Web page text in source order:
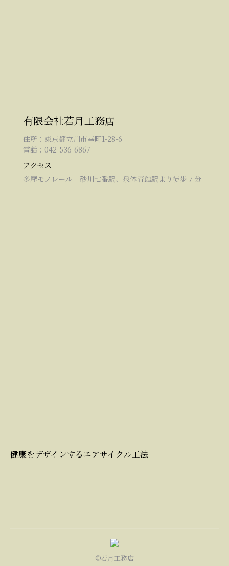
有限会社若月工務店
住所：東京都立川市幸町1-28-6
電話：042-536-6867
アクセス
多摩モノレール 砂川七番駅、泉体育館駅より徒歩７分
健康をデザインするエアサイクル工法
©若月工務店